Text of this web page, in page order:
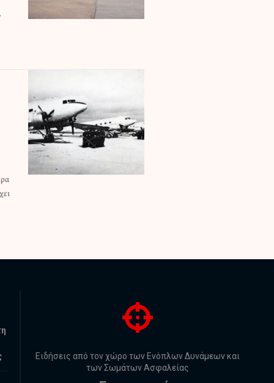
Ειδήσεις από τον χώρο των Ενόπλων Δυνάμεων και
των Σωμάτων Ασφαλείας